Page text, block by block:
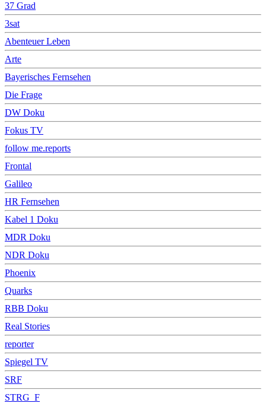
37 Grad
3sat
Abenteuer Leben
Arte
Bayerisches Fernsehen
Die Frage
DW Doku
Fokus TV
follow me.reports
Frontal
Galileo
HR Fernsehen
Kabel 1 Doku
MDR Doku
NDR Doku
Phoenix
Quarks
RBB Doku
Real Stories
reporter
Spiegel TV
SRF
STRG_F